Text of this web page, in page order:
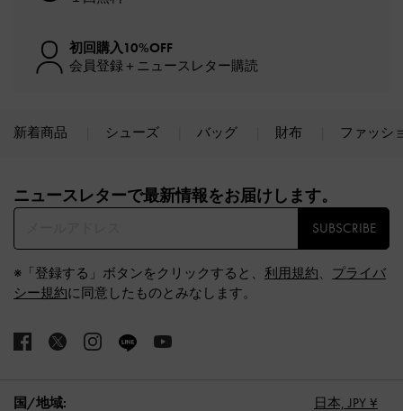
初回購入10%OFF
会員登録＋ニュースレター購読
新着商品 シューズ バッグ 財布 ファッシ
ニュースレターで最新情報をお届けします。​
SUBSCRIBE
※「登録する」ボタンをクリックすると、 利用規約、 プライバ
シー規約に同意したものとみなします。
国/地域: 日本, JPY ¥